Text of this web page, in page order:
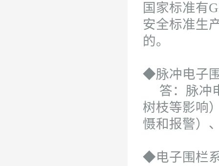
国家标准有
安全标准生
的。
◆脉冲电子
答：脉冲
树枝等影响
慑和报警）
◆电子围栏